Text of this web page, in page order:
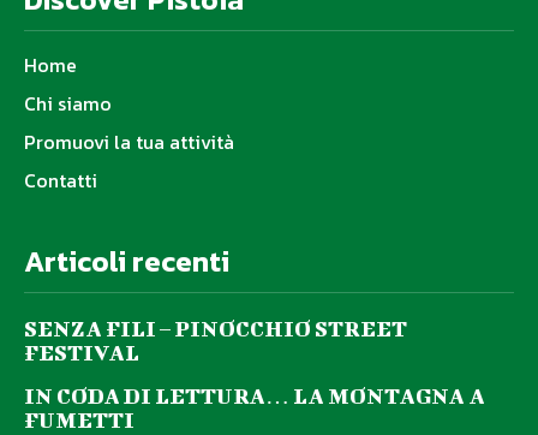
Home
Chi siamo
Promuovi la tua attività
Contatti
Articoli recenti
SENZA FILI – PINOCCHIO STREET
FESTIVAL
IN CODA DI LETTURA… LA MONTAGNA A
FUMETTI